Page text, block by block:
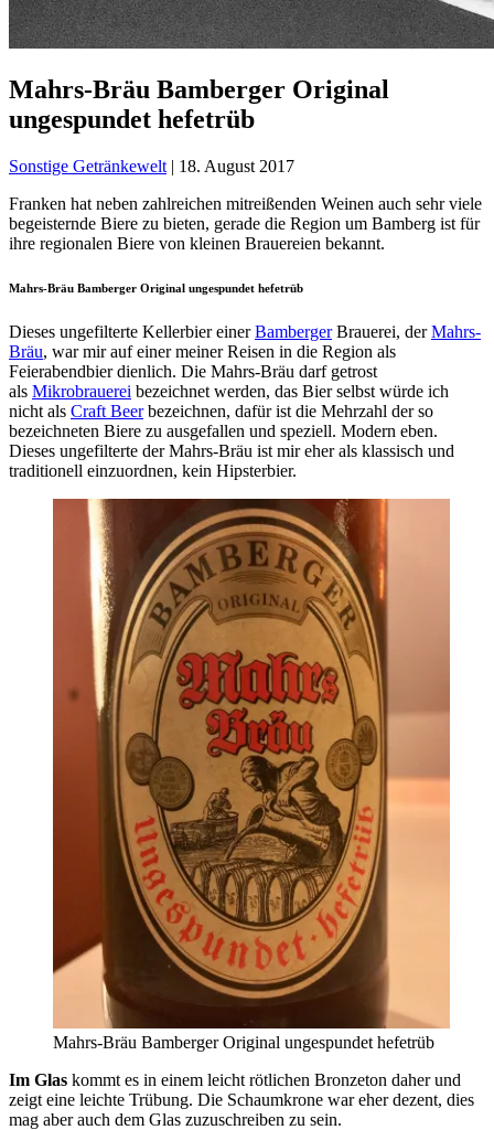
Mahrs-Bräu Bamberger Original
ungespundet hefetrüb
Sonstige Getränkewelt | 18. August 2017
Franken hat neben zahlreichen mitreißenden Weinen auch sehr viele
begeisternde Biere zu bieten, gerade die Region um Bamberg ist für
ihre regionalen Biere von kleinen Brauereien bekannt.
Mahrs-Bräu Bamberger Original ungespundet hefetrüb
Dieses ungefilterte Kellerbier einerBambergerBrauerei, derMahrs-
Bräu, war mir auf einer meiner Reisen in die Region als
Feierabendbier dienlich. Die Mahrs-Bräu darf getrost
als Mikrobrauerei bezeichnet werden, das Bier selbst würde ich
nicht als Craft Beerbezeichnen, dafür ist die Mehrzahl der so
bezeichneten Biere zu ausgefallen und speziell. Modern eben.
Dieses ungefilterte der Mahrs-Bräu ist mir eher als klassisch und
traditionell einzuordnen, kein Hipsterbier.
Mahrs-Bräu Bamberger Original ungespundet hefetrüb
Im Glas kommt es in einem leicht rötlichen Bronzeton daher und
zeigt eine leichte Trübung. Die Schaumkrone war eher dezent, dies
mag aber auch dem Glas zuzuschreiben zu sein.